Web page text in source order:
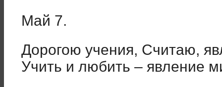
Май 7.
Дорогою учения, Считаю,
Учить и любить – явление